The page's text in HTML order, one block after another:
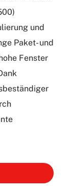
und
Paket- und
Fenster